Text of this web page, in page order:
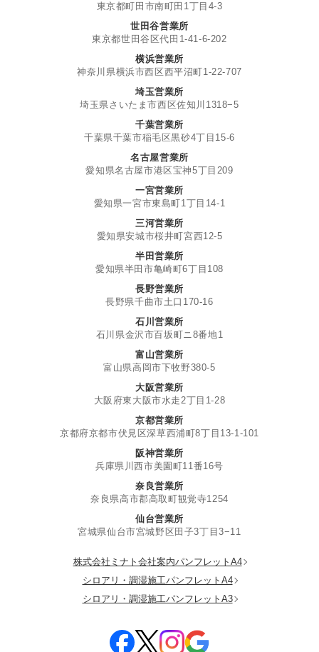
東京都町田市南町田1丁目4-3
世田谷営業所
東京都世田谷区代田1-41-6-202
横浜営業所
神奈川県横浜市西区西平沼町1-22-707
埼玉営業所
埼玉県さいたま市西区佐知川1318−5
千葉営業所
千葉県千葉市稲毛区黒砂4丁目15-6
名古屋営業所
愛知県名古屋市港区宝神5丁目209
一宮営業所
愛知県一宮市東島町1丁目14-1
三河営業所
愛知県安城市桜井町宮西12-5
半田営業所
愛知県半田市亀崎町6丁目108
長野営業所
長野県千曲市土口170-16
石川営業所
石川県金沢市百坂町ニ8番地1
富山営業所
富山県高岡市下牧野380-5
大阪営業所
大阪府東大阪市水走2丁目1-28
京都営業所
京都府京都市伏見区深草西浦町8丁目13-1-101
阪神営業所
兵庫県川西市美園町11番16号
奈良営業所
奈良県高市郡高取町観覚寺1254
仙台営業所
宮城県仙台市宮城野区田子3丁目3−11
株式会社ミナト会社案内パンフレットA4
シロアリ・調湿施工パンフレットA4
シロアリ・調湿施工パンフレットA3